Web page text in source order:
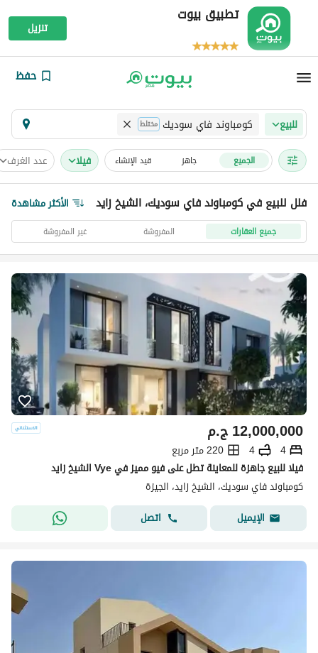
تطبيق بيوت
تنزيل
حفظ
للبيع كومباوند فاي سوديك مختلط
الجميع جاهز قيد الإنشاء فیلا عدد الغرف
فلل للبيع في كومباوند فاي سوديك، الشيخ زايد الأكثر مشاهدة
جميع العقارات المفروشة غير المفروشة
ج.م12,000,000
4
4
220 متر مربع
فيلا للبيع جاهزة للمعاينة تطل على فيو مميز في Vye الشيخ زايد
كومباوند فاي سوديك، الشيخ زايد، الجيزة
الإيميل
اتصل